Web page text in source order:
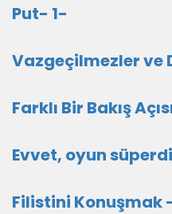
Put- 1-
Vazgeçilmezler ve
Farklı Bir Bakış
Evvet, oyun
Filistini Konuşmak